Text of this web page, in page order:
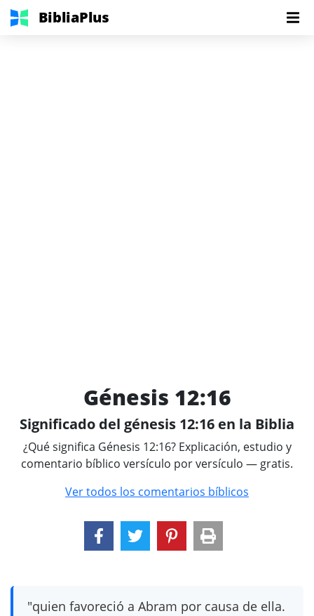
BibliaPlus
Génesis 12:16
Significado del génesis 12:16 en la Biblia
¿Qué significa Génesis 12:16? Explicación, estudio y
comentario bíblico versículo por versículo — gratis.
Ver todos los comentarios bíblicos
"quien favoreció a Abram por causa de ella.